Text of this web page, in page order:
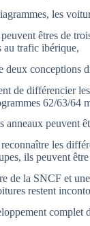
les
êtres de
au trafic ibérique,
deux conceptions
de différencier
62/63/64
anneaux peuvent
les
ils peuvent
de la SNCF et
restent
complet